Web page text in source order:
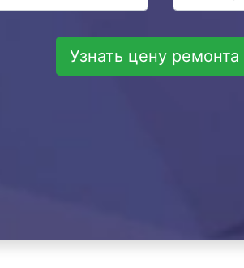
Узнать цену ремонта